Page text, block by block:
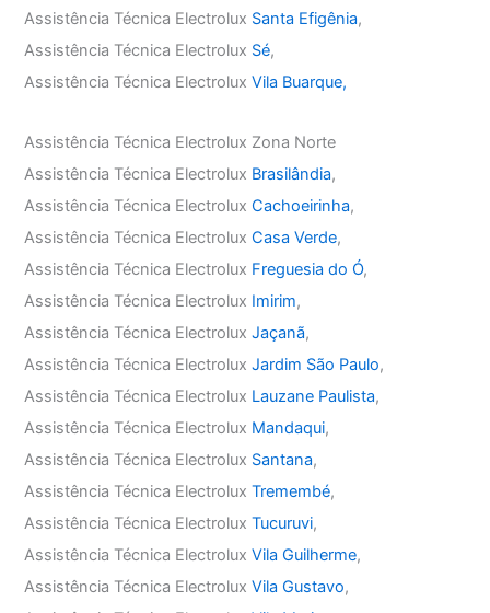
Assistência Técnica Electrolux Santa Efigênia,
Assistência Técnica Electrolux Sé,
Assistência Técnica ElectroluxVila Buarque,
Assistência Técnica Electrolux Zona Norte
Assistência Técnica Electrolux Brasilândia,
Assistência Técnica ElectroluxCachoeirinha,
Assistência Técnica ElectroluxCasa Verde,
Assistência Técnica Electrolux Freguesia do Ó,
Assistência Técnica Electrolux Imirim,
Assistência Técnica ElectroluxJaçanã,
Assistência Técnica ElectroluxJardim São Paulo,
Assistência Técnica Electrolux Lauzane Paulista,
Assistência Técnica Electrolux Mandaqui,
Assistência Técnica Electrolux Santana,
Assistência Técnica ElectroluxTremembé,
Assistência Técnica ElectroluxTucuruvi,
Assistência Técnica ElectroluxVila Guilherme,
Assistência Técnica ElectroluxVila Gustavo,